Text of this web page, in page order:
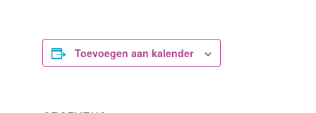
Toevoegen aan kalender